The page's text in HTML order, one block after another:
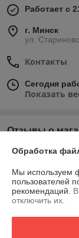
Работает с
г. Минск
ул.
Контакты
Сегодня
Показать
Отзывы о
77 отзывов
Игорь
Обработка
Мы используем
пользователей
рекомендаций.
отключить их.